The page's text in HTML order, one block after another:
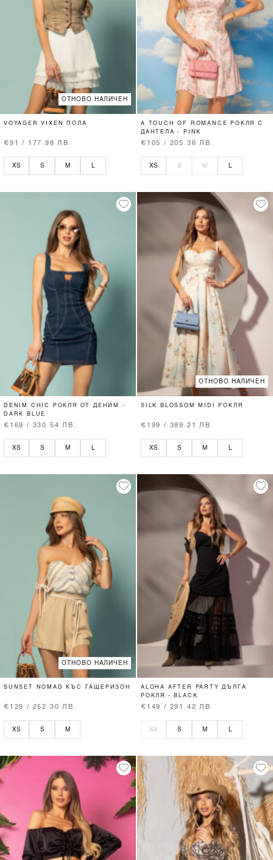
ОТНОВО НАЛИЧЕН
VOYAGER VIXEN ПОЛА
€91 / 177.98 ЛВ.
XS S M L
A TOUCH OF ROMANCE РОКЛЯ С
ДАНТЕЛА - PINK
€105 / 205.36 ЛВ.
XS S M L
DENIM CHIC РОКЛЯ ОТ ДЕНИМ -
DARK BLUE
€169 / 330.54 ЛВ.
XS S M
ОТНОВО НАЛИЧЕН
SILK BLOSSOM MIDI РОКЛЯ
€199 / 389.21 ЛВ.
XS S M
ОТНОВО НАЛИЧЕН
SUNSET NOMAD КЪС ГАЩЕРИЗОН
€129 / 252.30 ЛВ.
XS S M
ALOHA AFTER PARTY ДЪЛГА
РОКЛЯ - BLACK
€149 / 291.42 ЛВ.
XS S M L